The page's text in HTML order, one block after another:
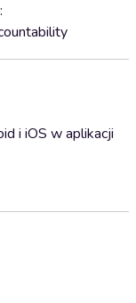
i iOS w aplikacji